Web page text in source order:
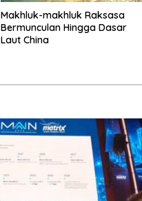
Makhluk-makhluk Raksasa
Bermunculan Hingga Dasar
Laut China